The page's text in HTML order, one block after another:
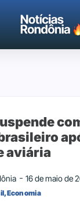
aviária
16 de maio de
,Economia